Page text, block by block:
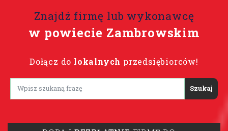
Znajdź firmę lub wykonawcę
w powiecie Zambrowskim
Dołącz do lokalnych przedsiębiorców!
Lorem ipsum